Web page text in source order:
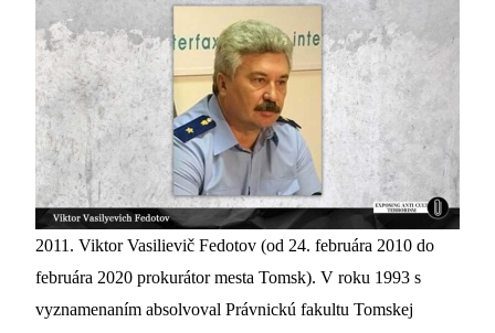
2011. Viktor Vasilievič Fedotov (od 24. februára 2010 do
februára 2020 prokurátor mesta Tomsk). V roku 1993 s
vyznamenaním absolvoval Právnickú fakultu Tomskej